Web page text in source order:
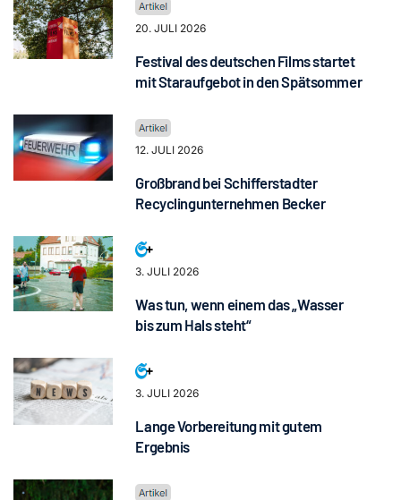
20. JULI 2026
Festival des deutschen Films startet
mit Staraufgebot in den Spätsommer
12. JULI 2026
Großbrand bei Schifferstadter
Recyclingunternehmen Becker
3. JULI 2026
Was tun, wenn einem das „Wasser
bis zum Hals steht“
3. JULI 2026
Lange Vorbereitung mit gutem
Ergebnis